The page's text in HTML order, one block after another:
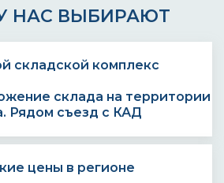
НАС ВЫБИРАЮТ
склада на территории
Рядом съезд с КАД